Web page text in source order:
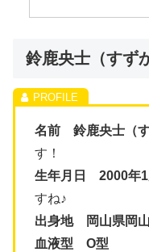
鈴鹿央士（すず
名前 鈴鹿央士（
す！
生年月日 2000年1
すね♪
出身地 岡山県岡
血液型 O型